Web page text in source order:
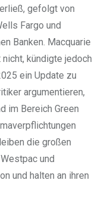
gefolgt von
Fargo und
Banken. Macquarie
kündigte jedoch
ein Update zu
argumentieren,
im Bereich Green
die großen
und
und halten an ihren